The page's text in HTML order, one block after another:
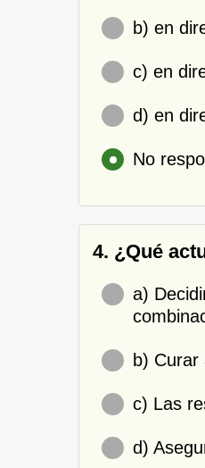
b) en
c) en
d) en
No
4. ¿Qué
a)
b) Curar
c) Las
d)